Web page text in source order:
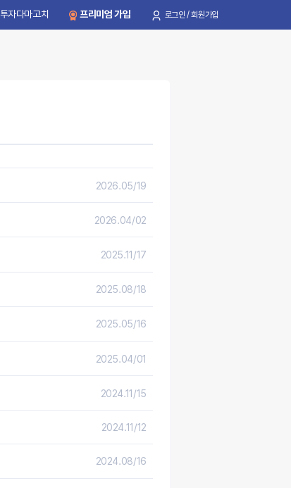
투자다마고치 프리미엄 가입 로그인 / 회원가입
2026.05/19
2026.04/02
2025.11/17
2025.08/18
2025.05/16
2025.04/01
2024.11/15
2024.11/12
2024.08/16